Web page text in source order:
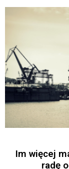
Im więcej
radę